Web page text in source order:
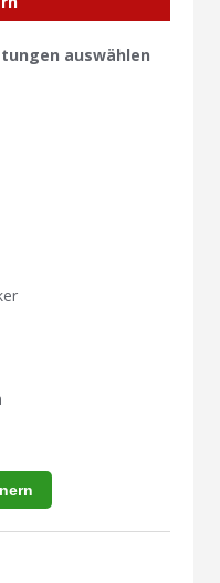
auswählen